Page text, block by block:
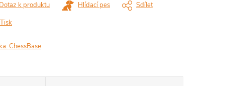
Tisk
Dotaz k produktu Hlídací pes Sdílet
ChessBase